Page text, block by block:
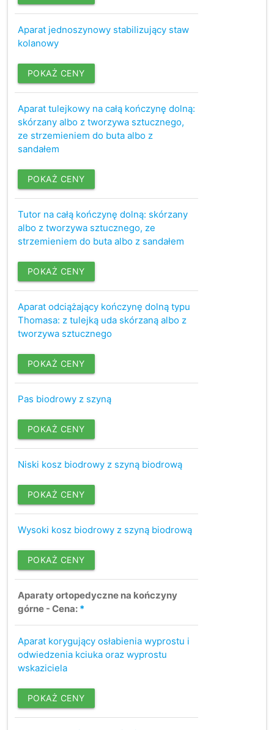
Aparat jednoszynowy stabilizujący staw
kolanowy
POKAŻ CENY
Aparat tulejkowy na całą kończynę dolną:
skórzany albo z tworzywa sztucznego,
ze strzemieniem do buta albo z
sandałem
POKAŻ CENY
Tutor na całą kończynę dolną: skórzany
albo z tworzywa sztucznego, ze
strzemieniem do buta albo z sandałem
POKAŻ CENY
Aparat odciążający kończynę dolną typu
Thomasa: z tulejką uda skórzaną albo z
tworzywa sztucznego
POKAŻ CENY
Pas biodrowy z szyną
POKAŻ CENY
Niski kosz biodrowy z szyną biodrową
POKAŻ CENY
Wysoki kosz biodrowy z szyną biodrową
POKAŻ CENY
Aparaty ortopedyczne na kończyny
górne - Cena: *
Aparat korygujący osłabienia wyprostu i
odwiedzenia kciuka oraz wyprostu
wskaziciela
POKAŻ CENY